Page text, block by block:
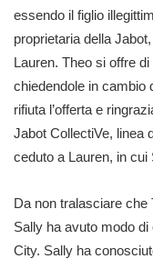
essendo il figlio
proprietaria della
Lauren. Theo si offre
chiedendole in cambio
rifiuta l’offerta e
Jabot CollectiVe, linea
ceduto a Lauren, in
Da non tralasciare
Sally ha avuto modo
City. Sally ha